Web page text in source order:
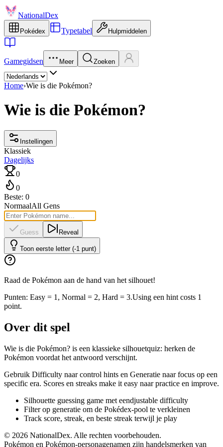
NationalDex
Pokédex Typetabel Hulpmiddelen
Gamegidsen Meer Zoeken
Home›Wie is die Pokémon?
Wie is die Pokémon?
Instellingen
Klassiek
Dagelijks
0
0
Beste: 0
NormaalAll Gens
Guess Reveal
Toon eerste letter (-1 punt)
Raad de Pokémon aan de hand van het silhouet!
Punten: Easy = 1, Normal = 2, Hard = 3.Using een hint costs 1
point.
Over dit spel
Wie is die Pokémon? is een klassieke silhouetquiz: herken de
Pokémon voordat het antwoord verschijnt.
Gebruik Difficulty naar control hints en Generatie naar focus op een
specific era. Scores en streaks make it easy naar practice en improve.
Silhouette guessing game met eendjustable difficulty
Filter op generatie om de Pokédex-pool te verkleinen
Track score, streak, en beste streak terwijl je play
© 2026 NationalDex. Alle rechten voorbehouden.
Pokémon en Pokémon-personagenamen zijn handelsmerken van